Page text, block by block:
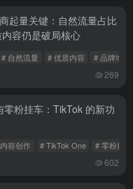
起量关键：自然流量占比
容仍是破局核心
# 自然流量 # 优质内容 # 品牌增长
269
粉挂车：TikTok 的新功
容创作 # TikTok One # 零粉挂车
602